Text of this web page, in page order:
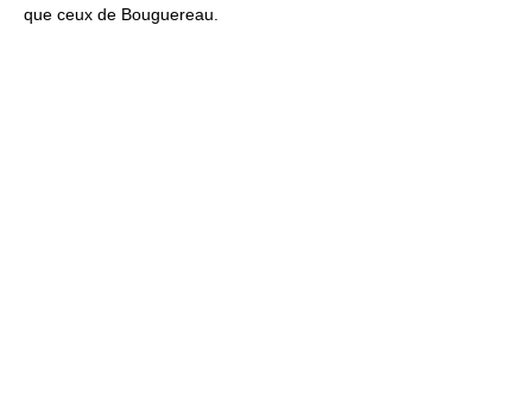
que ceux de Bouguereau.